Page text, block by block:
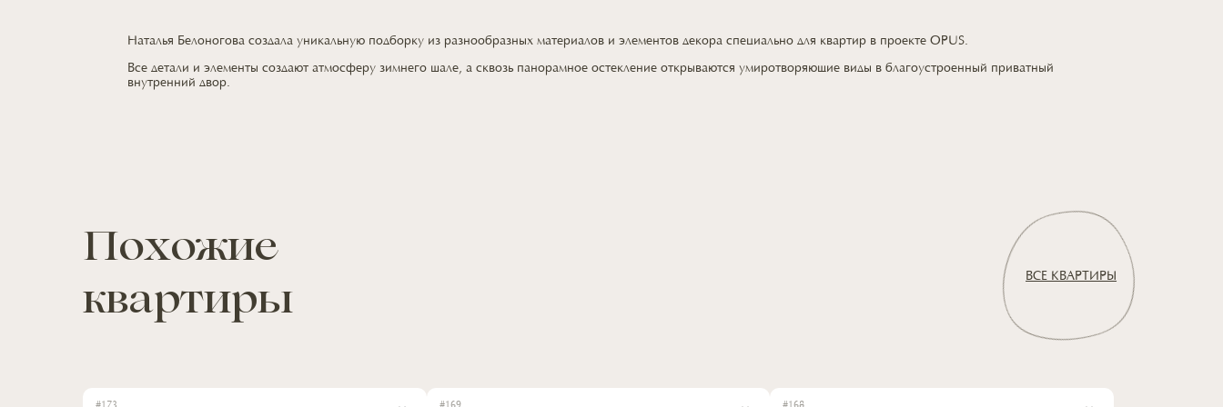
Наталья Белоногова создала уникальную подборку из разнообразныхматериалов и элементовдекора специально для квартир в проекте OPUS.
Все детали и элементы создают атмосферу зимнего шале, а сквозьпанорамное остекление открываются умиротворяющие виды в благоустроенный приватный
внутренний двор.
Похожие
квартиры
ВСЕ КВАРТИРЫ